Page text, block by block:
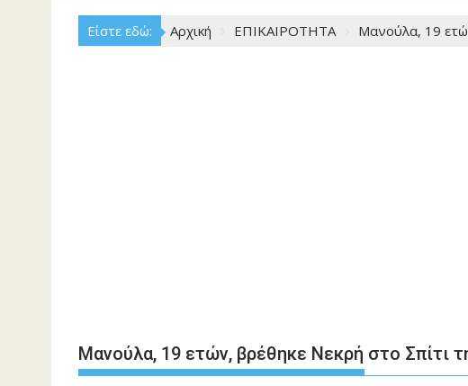
Είστε εδώ: Αρχική ΕΠΙΚΑΙΡΟΤΗΤΑ Μανούλα, 19
Μανούλα, 19 ετών, βρέθηκε Νεκρή στο Σπίτι